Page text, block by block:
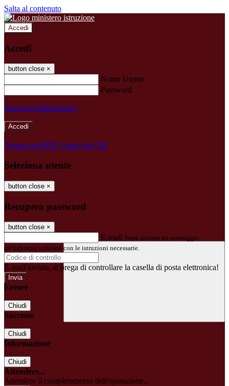
Salta al contenuto
Accedi
Accedi
button close ×
Nome Utente
Password
Password dimenticata?
-
Entra con SPID Entra con CIE
Seleziona utente
button close ×
Recupero password
button close ×
E-mail Verrà inviato un messaggio
all'indirizzo indicato con le istruzioni necessarie.
E-mail inviata, si prega di controllare la casella di posta elettronica!
Errore
Chiudi
Successo
Chiudi
Informazione
Chiudi
Attendere...
Attendere il completamento dell'operazione...